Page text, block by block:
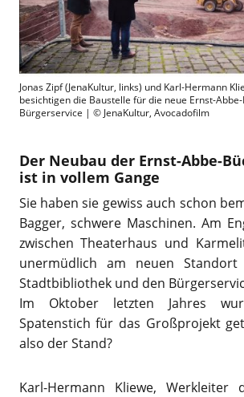
Jonas Zipf (JenaKultur, links) und Karl-Hermann
besichtigen die Baustelle für die neue Ernst-
Bürgerservice | © JenaKultur, Avocadofilm
Der Neubau der Ernst-Abbe-
ist in vollem Gange
Sie haben sie gewiss auch schon
Bagger, schwere Maschinen. Am
zwischen Theaterhaus und
unermüdlich am neuen
Stadtbibliothek und den
Im Oktober letzten Jahres
Spatenstich für das Großprojekt
also der Stand?
Karl-Hermann Kliewe, Werkleiter